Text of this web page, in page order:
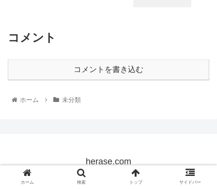
コメント
コメントを書き込む
ホーム 未分類
herase.com
© 2022 herase.com.
ホーム 検索 トップ サイドバー